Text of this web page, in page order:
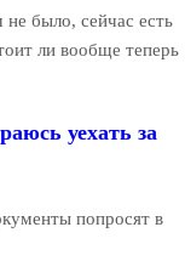
было, сейчас есть
ли вообще теперь
уехать за
попросят в